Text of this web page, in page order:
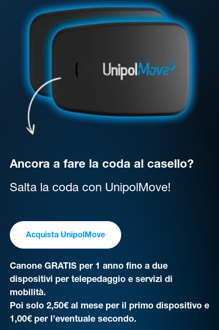
Ancora a fare la coda al casello?
Salta la coda con UnipolMove!
Acquista UnipolMove
Canone GRATIS per 1 anno fino a due
dispositivi per telepedaggio e servizi di
mobilità.
Poi solo 2,50€ al mese per il primo dispositivo e
1,00€ per l’eventuale secondo.